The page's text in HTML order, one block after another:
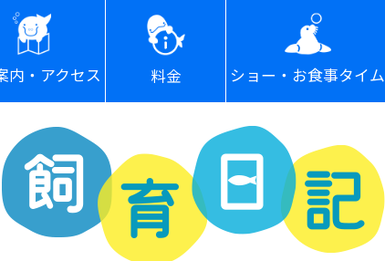
内・アクセス 料金 ショー・お食事タイム